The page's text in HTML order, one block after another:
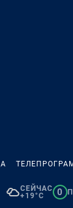
СЕЙЧАС
+19°C
0